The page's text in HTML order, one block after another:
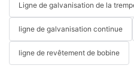
Ligne de galvanisation de la
ligne de galvanisation continue
ligne de revêtement de bobine